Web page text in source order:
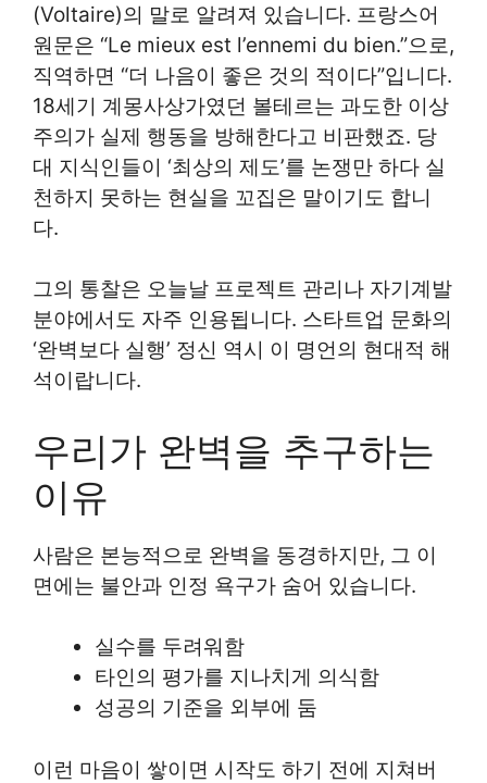
(Voltaire)의 말로 알려져 있습니다. 프랑스어
원문은 “Le mieux est l’ennemi du bien.”으로,
직역하면 “더 나음이 좋은 것의 적이다”입니다.
18세기 계몽사상가였던 볼테르는 과도한 이상
주의가 실제 행동을 방해한다고 비판했죠. 당
대 지식인들이 ‘최상의 제도’를 논쟁만 하다 실
천하지 못하는 현실을 꼬집은 말이기도 합니
다.
그의 통찰은 오늘날 프로젝트 관리나 자기계발
분야에서도 자주 인용됩니다. 스타트업 문화의
‘완벽보다 실행’ 정신 역시 이 명언의 현대적 해
석이랍니다.
우리가 완벽을 추구하는
이유
사람은 본능적으로 완벽을 동경하지만, 그 이
면에는 불안과 인정 욕구가 숨어 있습니다.
실수를 두려워함
타인의 평가를 지나치게 의식함
성공의 기준을 외부에 둠
이런 마음이 쌓이면 시작도 하기 전에 지쳐버